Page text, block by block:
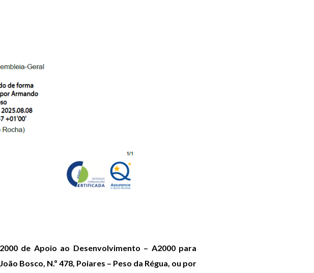
de Apoio ao Desenvolvimento – A2000 para
Bosco, N.º 478, Poiares – Peso da Régua, ou por